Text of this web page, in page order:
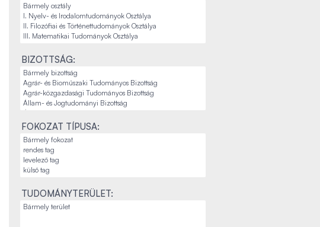
BIZOTTSÁG:
FOKOZAT TÍPUSA:
TUDOMÁNYTERÜLET: